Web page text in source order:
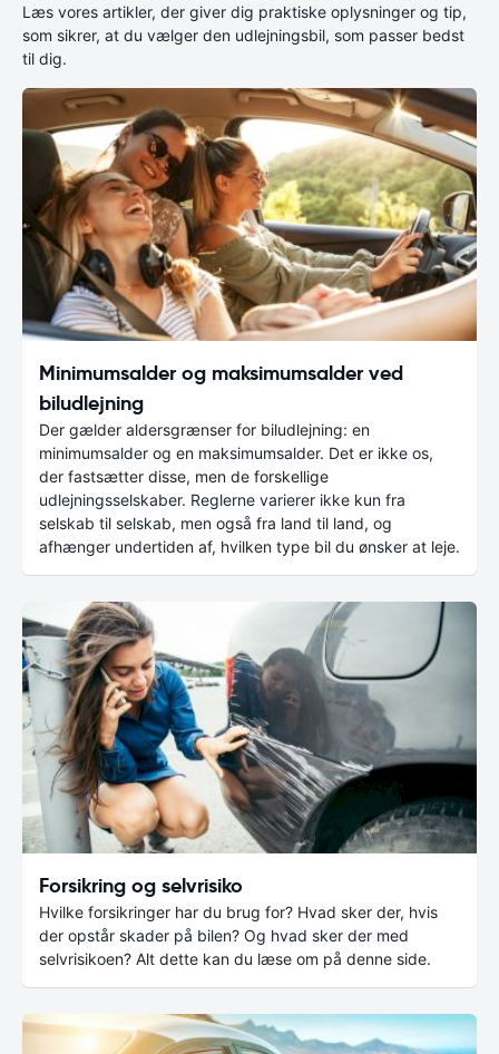
Læs vores artikler, der giver dig praktiske oplysninger og tip,
som sikrer, at du vælger den udlejningsbil, som passer bedst
til dig.
Minimumsalder og maksimumsalder ved
biludlejning
Der gælder aldersgrænser for biludlejning: en
minimumsalder og en maksimumsalder. Det er ikke os,
der fastsætter disse, men de forskellige
udlejningsselskaber. Reglerne varierer ikke kun fra
selskab til selskab, men også fra land til land, og
afhænger undertiden af, hvilken type bil du ønsker at leje.
Forsikring og selvrisiko
Hvilke forsikringer har du brug for? Hvad sker der, hvis
der opstår skader på bilen? Og hvad sker der med
selvrisikoen? Alt dette kan du læse om på denne side.